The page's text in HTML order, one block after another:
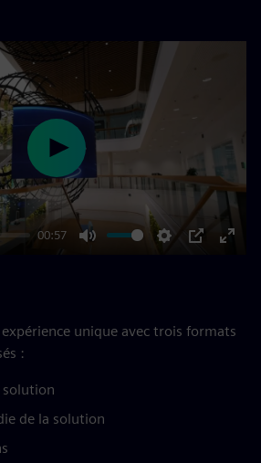
00:57
Play
unique avec trois formats
:
solution
de la solution